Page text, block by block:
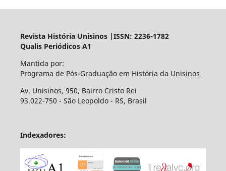
Revista História Unisinos |ISSN: 2236-1782
Qualis Periódicos A1
Mantida por:
Programa de Pós-Graduação em História da Unisinos
Av. Unisinos, 950, Bairro Cristo Rei
93.022-750 - São Leopoldo - RS, Brasil
Indexadores: